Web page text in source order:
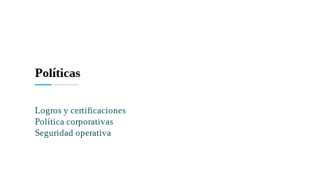
Políticas
Logros y certificaciones
Política corporativas
Seguridad operativa